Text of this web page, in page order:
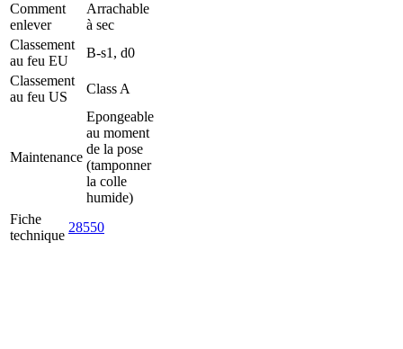
Comment
enlever
Arrachable
à sec
Classement
au feu EU
B-s1, d0
Classement
au feu US
Class A
Maintenance
Epongeable
au moment
de la pose
(tamponner
la colle
humide)
Fiche
technique
28550